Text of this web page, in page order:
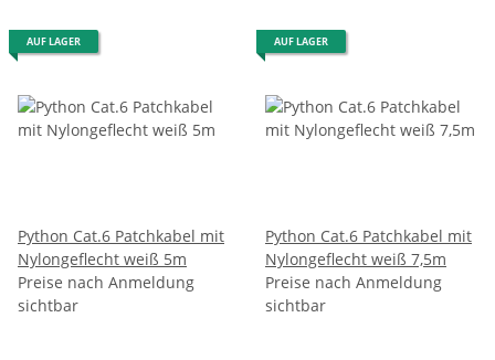
AUF LAGER
Python Cat.6 Patchkabel mit
Nylongeflecht weiß 5m
Preise nach Anmeldung
sichtbar
AUF LAGER
Python Cat.6 Patchkabel mit
Nylongeflecht weiß 7,5m
Preise nach Anmeldung
sichtbar